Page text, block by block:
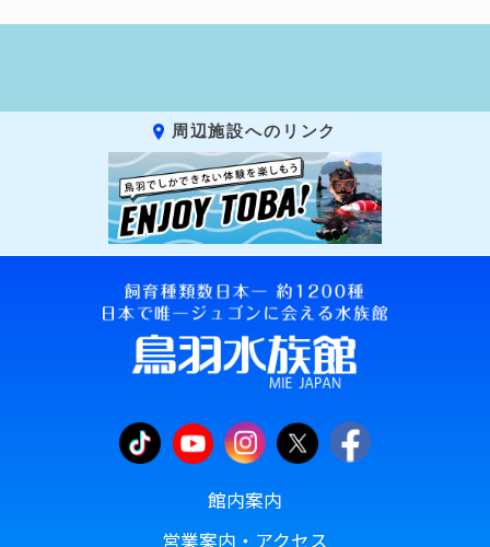
周辺施設へのリンク
館内案内
営業案内・アクセス